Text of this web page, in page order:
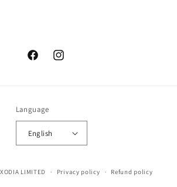
FacebookInstagram
Language
English
LIMITED Privacy policy Refund policy